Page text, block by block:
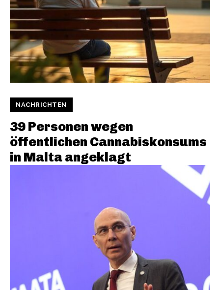
NACHRICHTEN
39 Personen wegen
öffentlichen Cannabiskonsums
in Malta angeklagt